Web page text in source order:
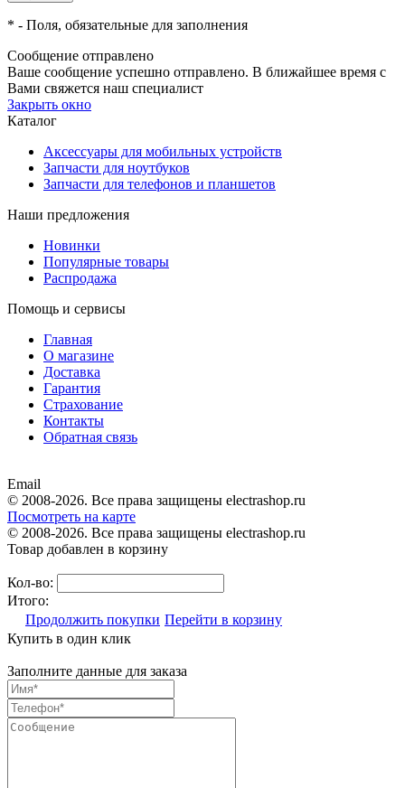
* - Поля, обязательные для заполнения
Сообщение отправлено
Ваше сообщение успешно отправлено. В ближайшее время с
Вами свяжется наш специалист
Закрыть окно
Каталог
Аксессуары для мобильных устройств
Запчасти для ноутбуков
Запчасти для телефонов и планшетов
Наши предложения
Новинки
Популярные товары
Распродажа
Помощь и сервисы
Главная
О магазине
Доставка
Гарантия
Страхование
Контакты
Обратная связь
Email
© 2008-2026. Все права защищены electrashop.ru
Посмотреть на карте
© 2008-2026. Все права защищены electrashop.ru
Товар добавлен в корзину
Кол-во:
Итого:
Продолжить покупки Перейти в корзину
Купить в один клик
Заполните данные для заказа